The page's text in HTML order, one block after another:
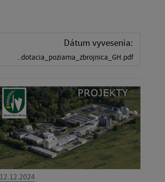
Dátum vyvesenia:
..dotacia_poziarna_zbrojnica_GH.pdf
12.12.2024